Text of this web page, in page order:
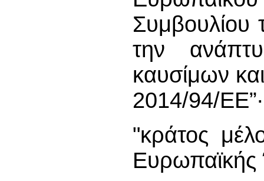
Συμβουλίου
την
καυσίμων
2014/94/ΕΕ”∙
"κράτος